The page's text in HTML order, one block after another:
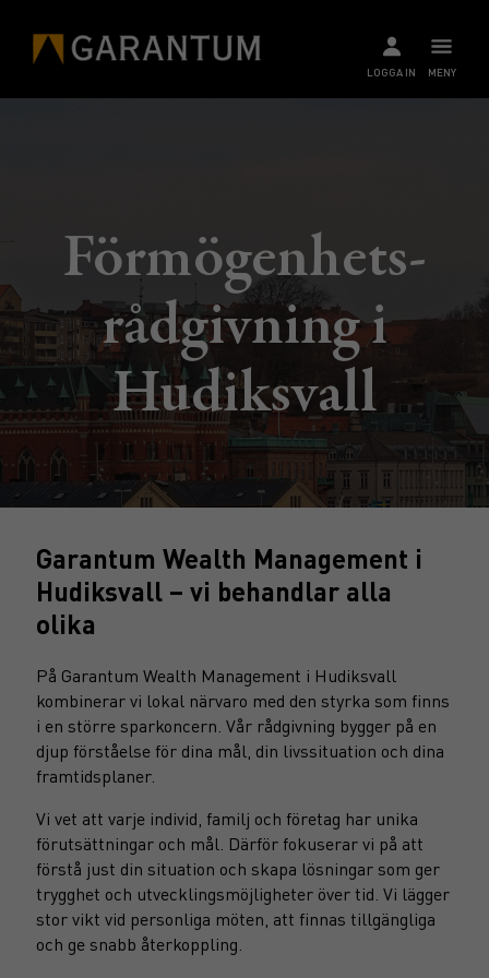
MENY
LOGGA IN
Förmögenhets­
rådgivning i
Hudiksvall
Garantum Wealth Management i
Hudiksvall – vi behandlar alla
olika
På Garantum Wealth Management i Hudiksvall
kombinerar vi lokal närvaro med den styrka som finns
i en större sparkoncern. Vår rådgivning bygger på en
djup förståelse för dina mål, din livssituation och dina
framtidsplaner.
Vi vet att varje individ, familj och företag har unika
förutsättningar och mål. Därför fokuserar vi på att
förstå just din situation och skapa lösningar som ger
trygghet och utvecklingsmöjligheter över tid. Vi lägger
stor vikt vid personliga möten, att finnas tillgängliga
och ge snabb återkoppling.